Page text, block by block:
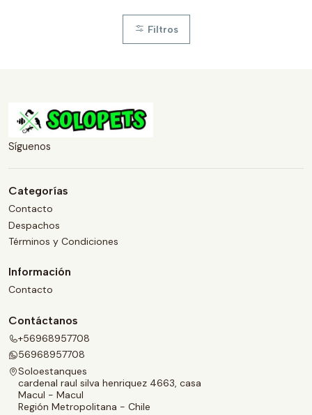
Filtros
Síguenos
Categorías
Contacto
Despachos
Términos y Condiciones
Información
Contacto
Contáctanos
+56968957708
56968957708
Soloestanques
cardenal raul silva henriquez 4663, casa
Macul - Macul
Región Metropolitana - Chile